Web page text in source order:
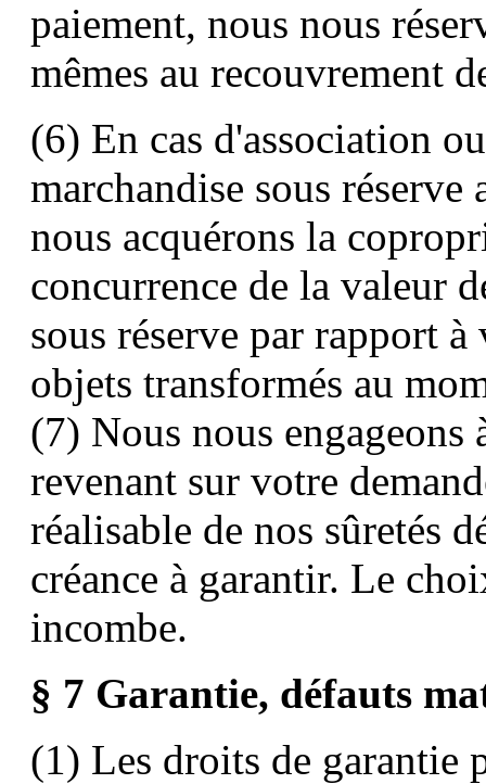
paiement, nous nous
mêmes au recouvrement
(6) En cas d'association
marchandise sous réserve
nous acquérons la
concurrence de la valeur
sous réserve par rapport
objets transformés au
(7) Nous nous engageons
revenant sur votre
réalisable de nos sûretés
créance à garantir. Le
incombe.
§ 7 Garantie, défauts
(1) Les droits de garantie